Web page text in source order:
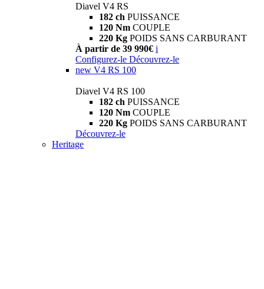
Diavel V4 RS
182 ch PUISSANCE
120 Nm COUPLE
220 Kg POIDS SANS CARBURANT
À partir de 39 990€ i
Configurez-le Découvrez-le
new V4 RS 100
Diavel V4 RS 100
182 ch PUISSANCE
120 Nm COUPLE
220 Kg POIDS SANS CARBURANT
Découvrez-le
Heritage